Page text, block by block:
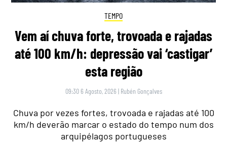
TEMPO
Vem aí chuva forte, trovoada e rajadas
até 100 km/h: depressão vai ‘castigar’
esta região
09:30 6 Agosto, 2026 | Rubén Gonçalves
Chuva por vezes fortes, trovoada e rajadas até 100
km/h deverão marcar o estado do tempo num dos
arquipélagos portugueses